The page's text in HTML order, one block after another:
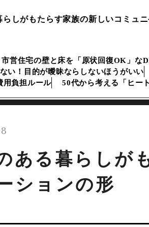
らしがもたらす家族の新しいコミュ
市営住宅の壁と床を「原状回復OK」な
い！目的が曖昧ならしないほうがいい
用負担ルール
50代から考える「ヒー
ある暮らしが
ションの形